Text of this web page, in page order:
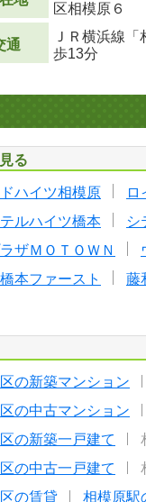
区相模原６
通
ＪＲ横浜線「
歩13分
る
ハイツ相模原 ロ
ルハイツ橋本 シ
ザＭＯＴＯＷＮ
本ファースト 藤
の新築マンション
の中古マンション
の新築一戸建て
の中古一戸建て
の賃貸 相模原駅